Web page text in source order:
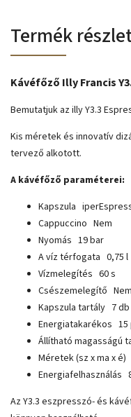
Termék
Kávéfőző Illy Francis
Bemutatjuk az illy Y3.3
Kis méretek és innovatív
tervező alkotott.
A kávéfőző paraméterei:
Kapszula
Cappuccino Nem
Nyomás 19 bar
A víz térfogata 0,75 l
Vízmelegítés 60 s
Csészemelegítő Nem
Kapszula tartály 7 db
Energiatakarékos
Állítható magasságú
Méretek (sz x ma x é)
Energiafelhasználás
Az Y3.3 eszpresszó- és